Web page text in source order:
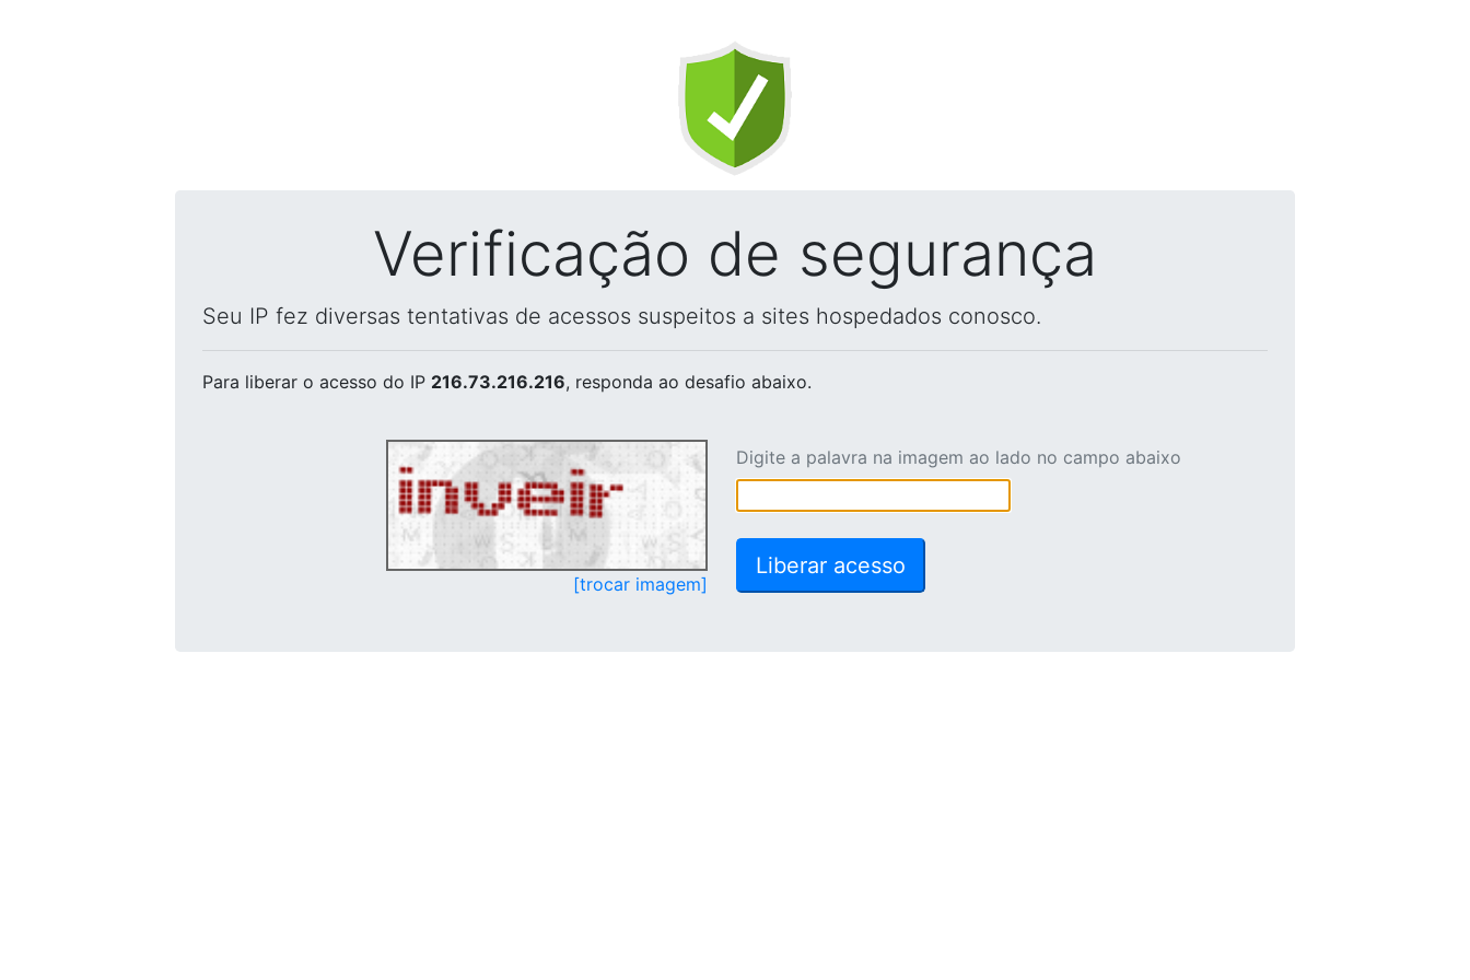
Verificação de segurança
Seu IP fez diversas tentativas de acessos suspeitos a sites hospedados conosco.
Para liberar o acesso do IP 216.73.216.216, responda ao desafio abaixo.
[trocar imagem]
Digite a palavra na imagem ao lado no campo abaixo